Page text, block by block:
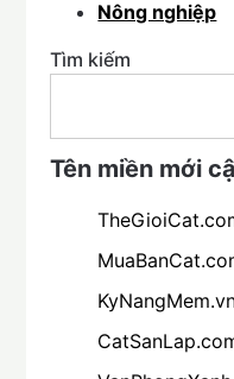
Nông nghiệp
Tìm kiếm
Tên miền mới